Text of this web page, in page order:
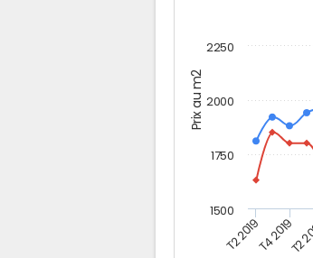
Prix au m2
T2 2019T4 2019T2
1500
1750
2000
2250